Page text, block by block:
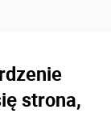
strona,